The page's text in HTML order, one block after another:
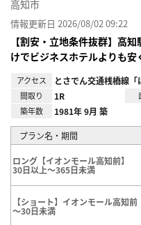
高知市
情報更新日 2026/08/02 09:22
【割安・立地条件抜群】高
けでビジネスホテルよりも安
アクセス とさでん交通桟橋線
間取り 1R
築年数 1981年 9月 築
プラン名・期間
ロング【イオンモール高知前】
30日以上～365日未満
【ショート】イオンモール高知前
～30日未満